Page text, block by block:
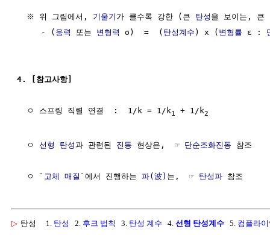
  ※ 위 그림에서,
기울기 가 클수록 강한 (큰 탄성 을 보이는, 큰
     - (
응력 또는 변형력 σ)  =  ( 탄성계수 ) x ( 변형률 ε :
4. [참고사항]
  ㅇ 스프링 직렬 연결  :  1/k = 1/k
1 + 1/k2
  ㅇ
선형 탄성과 관련된 진동 현상은,  ☞ 단순조화진동 참조
  ㅇ `
고체 매질 `에서 진행하는 파(波) 는,  ☞ 탄성파
▷ 탄성 1. 탄성 2. 후크 법칙 3. 탄성 계수 4. 선형 탄성계수 5. 컴플라